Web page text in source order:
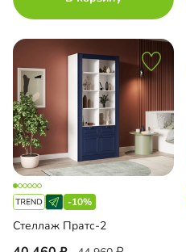
-10%
Стеллаж Пратс-2